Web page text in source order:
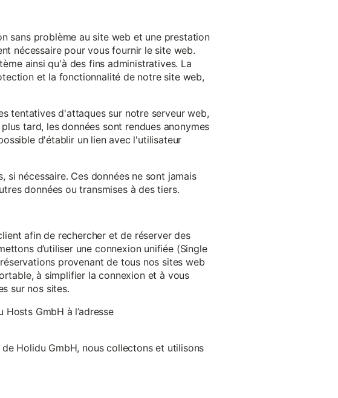
sans problème au site web et une prestation
nécessaire pour vous fournir le site web.
ainsi qu'à des fins administratives. La
et la fonctionnalité de notre site web,
tentatives d'attaques sur notre serveur web,
tard, les données sont rendues anonymes
d'établir un lien avec l'utilisateur
nécessaire. Ces données ne sont jamais
données ou transmises à des tiers.
afin de rechercher et de réserver des
d’utiliser une connexion unifiée (Single
provenant de tous nos sites web
à simplifier la connexion et à vous
sur nos sites.
GmbH à l’adresse
Holidu GmbH, nous collectons et utilisons